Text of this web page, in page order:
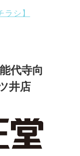
シ】
代寺向
井店